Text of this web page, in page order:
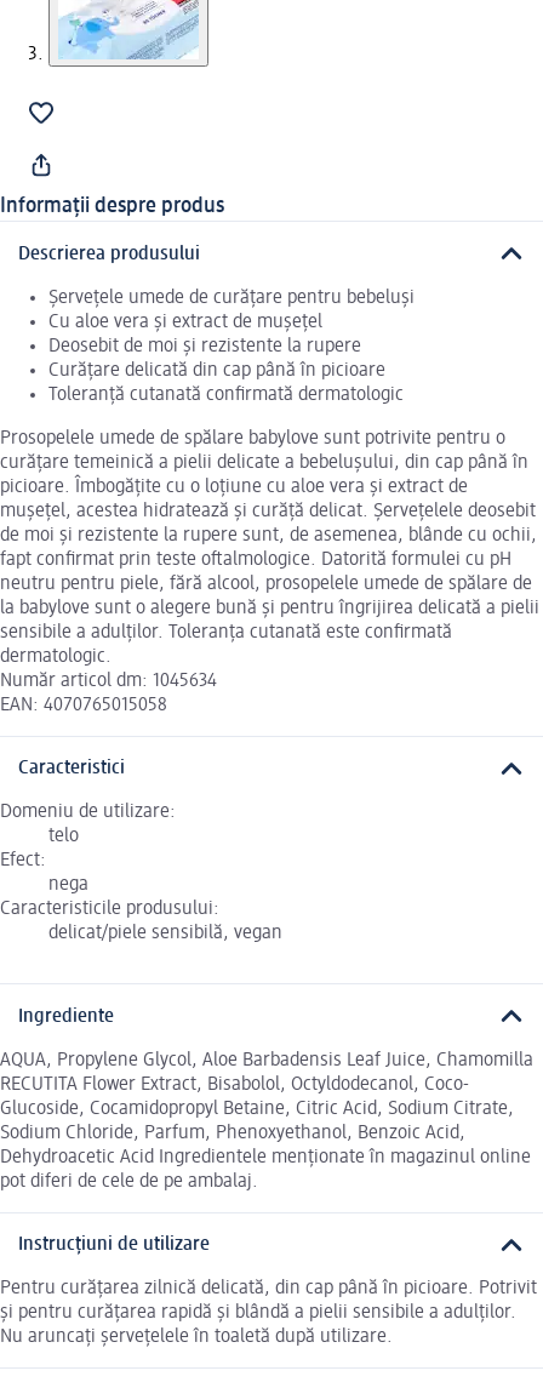
Informații despre produs
Descrierea produsului
Șervețele umede de curățare pentru bebeluși
Cu aloe vera și extract de mușețel
Deosebit de moi și rezistente la rupere
Curățare delicată din cap până în picioare
Toleranță cutanată confirmată dermatologic
Prosopelele umede de spălare babylove sunt potrivite pentru o
curățare temeinică a pielii delicate a bebelușului, din cap până în
picioare. Îmbogățite cu o loțiune cu aloe vera și extract de
mușețel, acestea hidratează și curăță delicat. Șervețelele deosebit
de moi și rezistente la rupere sunt, de asemenea, blânde cu ochii,
fapt confirmat prin teste oftalmologice. Datorită formulei cu pH
neutru pentru piele, fără alcool, prosopelele umede de spălare de
la babylove sunt o alegere bună și pentru îngrijirea delicată a pielii
sensibile a adulților. Toleranța cutanată este confirmată
dermatologic.
Număr articol dm: 1045634
EAN: 4070765015058
Caracteristici
Domeniu de utilizare:
telo
Efect:
nega
Caracteristicile produsului:
delicat/piele sensibilă, vegan
Ingrediente
AQUA, Propylene Glycol, Aloe Barbadensis Leaf Juice, Chamomilla
RECUTITA Flower Extract, Bisabolol, Octyldodecanol, Coco-
Glucoside, Cocamidopropyl Betaine, Citric Acid, Sodium Citrate,
Sodium Chloride, Parfum, Phenoxyethanol, Benzoic Acid,
Dehydroacetic Acid Ingredientele menționate în magazinul online
pot diferi de cele de pe ambalaj.
Instrucțiuni de utilizare
Pentru curățarea zilnică delicată, din cap până în picioare. Potrivit
și pentru curățarea rapidă și blândă a pielii sensibile a adulților.
Nu aruncați șervețelele în toaletă după utilizare.